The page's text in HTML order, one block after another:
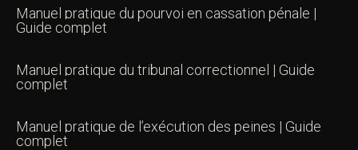
Manuel pratique du pourvoi en cassation pénale |
Guide complet
Manuel pratique du tribunal correctionnel | Guide
complet
Manuel pratique de l’exécution des peines | Guide
complet